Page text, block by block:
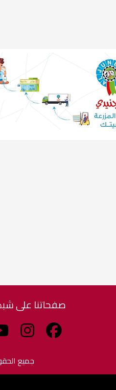
صفحاتنا على
جميع